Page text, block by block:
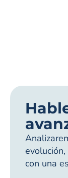
con una